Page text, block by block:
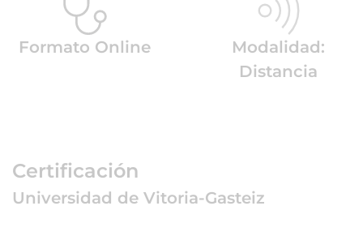
Formato Online
Modalidad:
Distancia
Certificación
Universidad de Vitoria-Gasteiz